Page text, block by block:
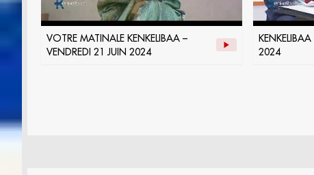
VOTRE MATINALE KENKELIBAA –
VENDREDI 21 JUIN 2024
KENKELIBAA
2024